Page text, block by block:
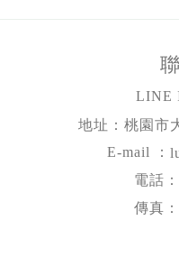
LINE
地址：桃園市
E-mail ：
電話：
傳真